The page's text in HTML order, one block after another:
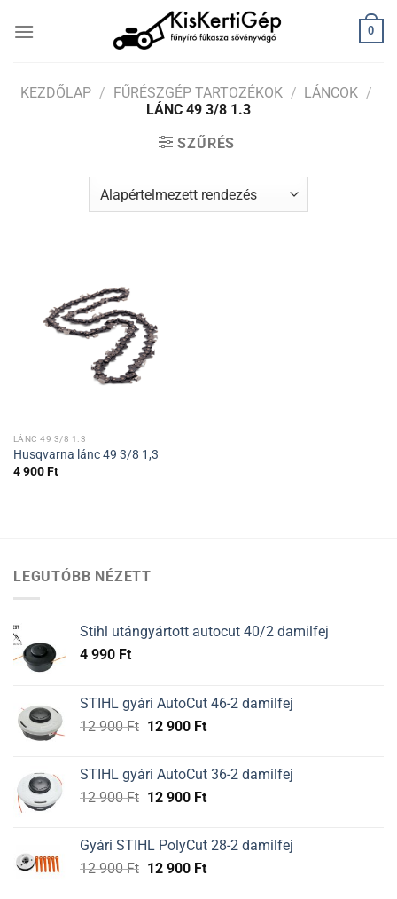
0
KEZDŐLAP / FŰRÉSZGÉP TARTOZÉKOK / LÁNCOK /
LÁNC 49 3/8 1.3
SZŰRÉS
LÁNC 49 3/8 1.3
Husqvarna lánc 49 3/8 1,3
4 900Ft
LEGUTÓBB NÉZETT
Stihl utángyártott autocut 40/2 damilfej
4 990 Ft
STIHL gyári AutoCut 46-2 damilfej
12 900Ft Original
12
900 Ft.
12 900 FtCurrent
12
900 Ft.
STIHL gyári AutoCut 36-2 damilfej
12 900Ft Original
12
900 Ft.
12 900 FtCurrent
12
900 Ft.
Gyári STIHL PolyCut 28-2 damilfej
12 900Ft Original
12 900 FtCurrent